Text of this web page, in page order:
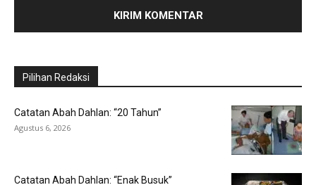
Pilihan Redaksi
Catatan Abah Dahlan: “20 Tahun”
Agustus 6, 2026
Catatan Abah Dahlan: “Enak Busuk”